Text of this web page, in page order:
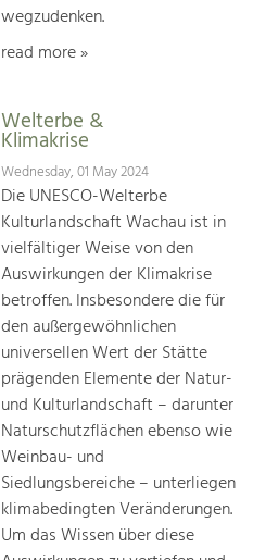
wegzudenken.
read more »
Welterbe &
Klimakrise
Wednesday, 01 May 2024
Die UNESCO-Welterbe
Kulturlandschaft Wachau ist in
vielfältiger Weise von den
Auswirkungen der Klimakrise
betroffen. Insbesondere die für
den außergewöhnlichen
universellen Wert der Stätte
prägenden Elemente der Natur-
und Kulturlandschaft – darunter
Naturschutzflächen ebenso wie
Weinbau- und
Siedlungsbereiche – unterliegen
klimabedingten Veränderungen.
Um das Wissen über diese